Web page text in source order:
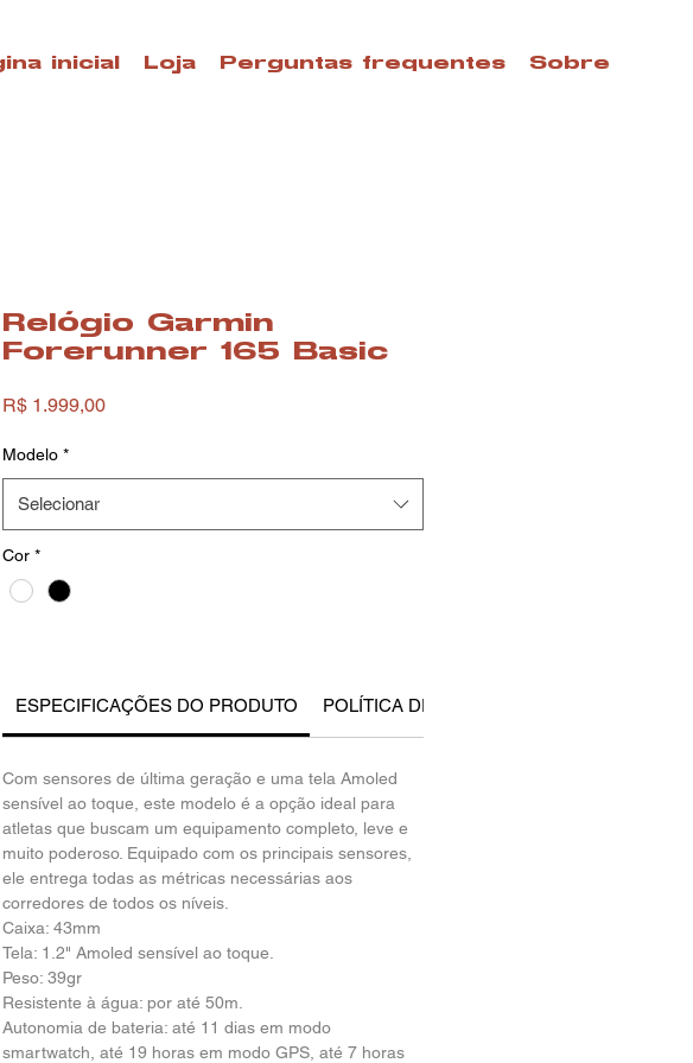
inicial Loja Perguntas frequentes Sobre
Relógio Garmin
Forerunner 165 Basic
R$ 1.999,00Preço
Modelo *
Selecionar
Cor *
ESPECIFICAÇÕES DO PRODUTO POLÍTICA DE DEVOLUÇÃO E REEMBOLSO
Com sensores de última geração e uma tela Amoled
sensível ao toque, este modelo é a opção ideal para
atletas que buscam um equipamento completo, leve e
muito poderoso. Equipado com os principais sensores,
ele entrega todas as métricas necessárias aos
corredores de todos os níveis.
Caixa: 43mm
Tela: 1.2" Amoled sensível ao toque.
Peso: 39gr
Resistente à água: por até 50m.
Autonomia de bateria: até 11 dias em modo
smartwatch, até 19 horas em modo GPS, até 7 horas